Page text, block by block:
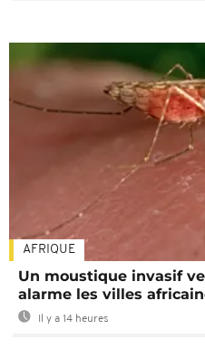
AFRIQUE
Un moustique invasif
alarme les villes
Il y a 14 heures